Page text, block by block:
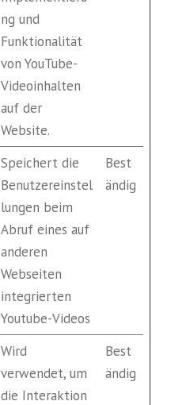
ng und
Funktionalität
von YouTube-
Videoinhalten
auf der
Website.
Speichert die
Benutzereinstel
lungen beim
Abruf eines auf
anderen
Webseiten
integrierten
Youtube-Videos
Best
ändig
Wird
verwendet, um
die Interaktion
Best
ändig